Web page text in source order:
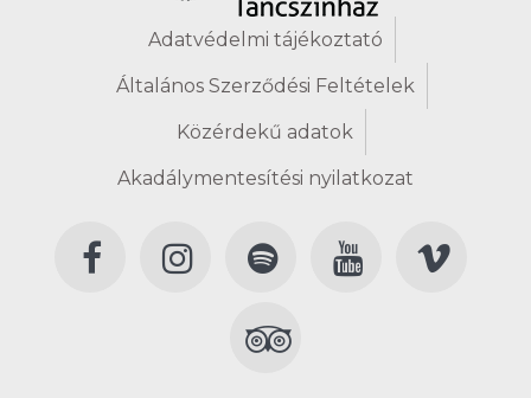
Adatvédelmi tájékoztató
Általános Szerződési Feltételek
Közérdekű adatok
Akadálymentesítési nyilatkozat